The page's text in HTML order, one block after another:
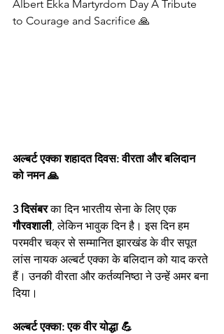
Albert Ekka Martyrdom Day A Tribute
to Courage and Sacrifice 🙏
अल्बर्ट एक्का शहादत दिवस: वीरता और बलिदान
को नमन 🙏
3 दिसंबर का दिन भारतीय सेना के लिए एक
गौरवशाली, लेकिन भावुक दिन है। इस दिन हम
परमवीर चक्र से सम्मानित झारखंड के वीर सपूत
लांस नायक अल्बर्ट एक्का के बलिदान को याद करते
हैं। उनकी वीरता और कर्तव्यनिष्ठा ने उन्हें अमर बना
दिया।
अल्बर्ट एक्का: एक वीर योद्धा 💪